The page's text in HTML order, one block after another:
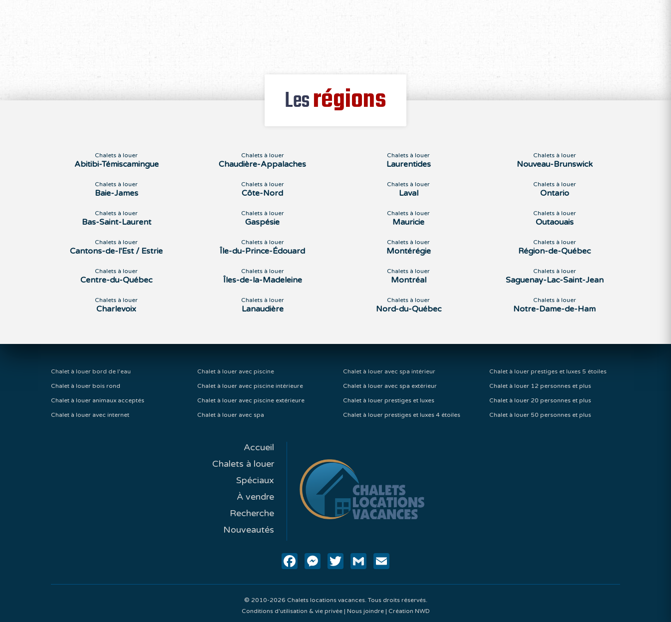
Lesrégions
Chalets à louer
Abitibi-Témiscamingue
Chalets à louer
Baie-James
Chalets à louer
Bas-Saint-Laurent
Chalets à louer
Cantons-de-l'Est / Estrie
Chalets à louer
Centre-du-Québec
Chalets à louer
Charlevoix
Chalets à louer
Chaudière-Appalaches
Chalets à louer
Côte-Nord
Chalets à louer
Gaspésie
Chalets à louer
Île-du-Prince-Édouard
Chalets à louer
Îles-de-la-Madeleine
Chalets à louer
Lanaudière
Chalets à louer
Laurentides
Chalets à louer
Laval
Chalets à louer
Mauricie
Chalets à louer
Montérégie
Chalets à louer
Montréal
Chalets à louer
Nord-du-Québec
Chalets à louer
Nouveau-Brunswick
Chalets à louer
Ontario
Chalets à louer
Outaouais
Chalets à louer
Région-de-Québec
Chalets à louer
Saguenay-Lac-Saint-Jean
Chalets à louer
Notre-Dame-de-Ham
Chalet à louer bord de l'eau
Chalet à louer bois rond
Chalet à louer animaux acceptés
Chalet à louer avec internet
Chalet à louer avec piscine
Chalet à louer avec piscine intérieure
Chalet à louer avec piscine extérieure
Chalet à louer avec spa
Chalet à louer avec spa intérieur
Chalet à louer avec spa extérieur
Chalet à louer prestiges et luxes
Chalet à louer prestiges et luxes 4 étoiles
Chalet à louer prestiges et luxes 5 étoiles
Chalet à louer 12 personnes et plus
Chalet à louer 20 personnes et plus
Chalet à louer 50 personnes et plus
Accueil
Chalets à louer
Spéciaux
À vendre
Recherche
Nouveautés
FacebookMessenger
Twitter Gmail
© 2010-2026 Chalets locations vacances. Tous droits réservés.
Conditions d'utilisation & vie privée| Nous joindre| Création NWD